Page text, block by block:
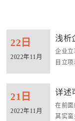
22日
2022年11月
浅析
企业
目立
21日
2022年11月
详述
些？
在前
其实